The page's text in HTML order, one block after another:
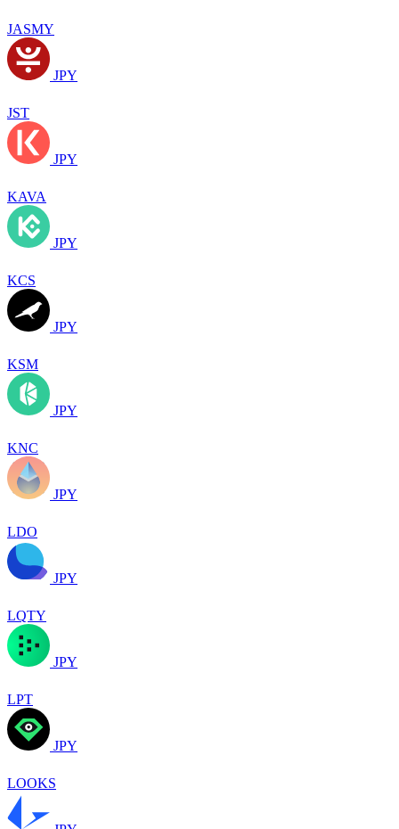
JASMY
JPY
JST
JPY
KAVA
JPY
KCS
JPY
KSM
JPY
KNC
JPY
LDO
JPY
LQTY
JPY
LPT
JPY
LOOKS